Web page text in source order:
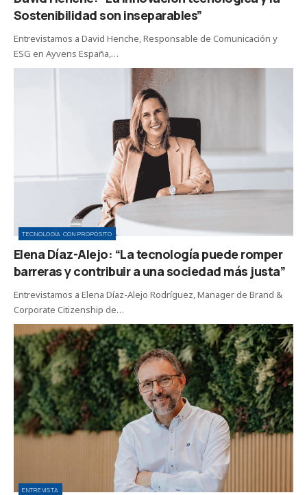
Sostenibilidad son inseparables”
Entrevistamos a David Henche, Responsable de Comunicación y
ESG en Ayvens España,…
TECNOLOGÍA CON PROPÓSITO
Elena Díaz-Alejo: “La tecnología puede romper
barreras y contribuir a una sociedad más justa”
Entrevistamos a Elena Díaz-Alejo Rodríguez, Manager de Brand &
Corporate Citizenship de…
ENTREVISTA